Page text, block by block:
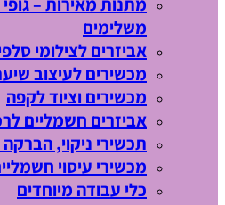
מתנות מאירות –
משלימים
אביזרים לצילומי
מכשירים לעיצוב
מכשירים וציוד לקפה
אביזרים חשמליים
תכשירי ניקוי,
מכשירי עיסוי
כלי עבודה מיוחדים